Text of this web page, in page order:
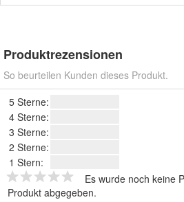
Produktrezensionen
So beurteilen Kunden dieses Produkt.
5 Sterne:
4 Sterne:
3 Sterne:
2 Sterne:
1 Stern:
Es wurde noch keine
Produkt abgegeben.